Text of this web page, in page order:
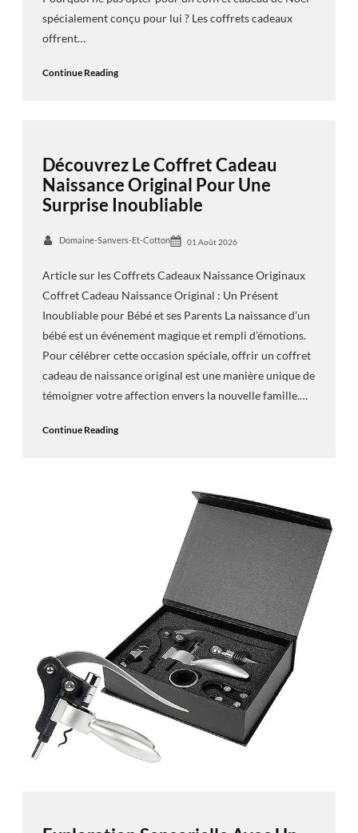
spécialement conçu pour lui ? Les coffrets cadeaux
offrent…
Continue Reading
Découvrez Le Coffret Cadeau
Naissance Original Pour Une
Surprise Inoubliable
Domaine-Sanvers-Et-Cotton 01 Août 2026
Article sur les Coffrets Cadeaux Naissance Originaux
Coffret Cadeau Naissance Original : Un Présent
Inoubliable pour Bébé et ses Parents La naissance d’un
bébé est un événement magique et rempli d’émotions.
Pour célébrer cette occasion spéciale, offrir un coffret
cadeau de naissance original est une manière unique de
témoigner votre affection envers la nouvelle famille.…
Continue Reading